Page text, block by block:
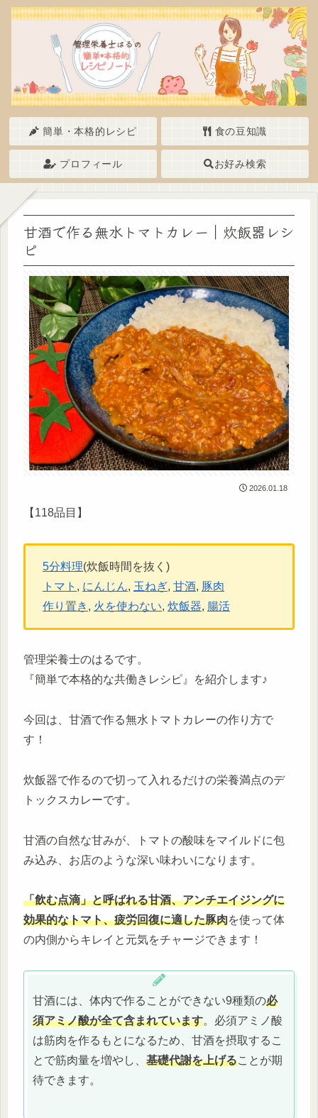
簡単・本格的レシピ 食の豆知識
プロフィール お好み検索
甘酒で作る無水トマトカレー｜炊飯器レシ
ピ
2026.01.18
【118品目】
5分料理(炊飯時間を抜く)
トマト , にんじん, 玉ねぎ, 甘酒, 豚肉
作り置き , 火を使わない, 炊飯器, 腸活
管理栄養士のはるです。
『簡単で本格的な共働きレシピ』を紹介します♪
今回は、甘酒で作る無水トマトカレーの作り方で
す！
炊飯器で作るので切って入れるだけの栄養満点のデ
トックスカレーです。
甘酒の自然な甘みが、トマトの酸味をマイルドに包
み込み、お店のような深い味わいになります。
「飲む点滴」と呼ばれる甘酒、アンチエイジングに
効果的なトマト、疲労回復に適した豚肉を使って体
の内側からキレイと元気をチャージできます！
甘酒には、体内で作ることができない9種類の必
須アミノ酸が全て含まれています。必須アミノ酸
は筋肉を作るもとになるため、甘酒を摂取するこ
とで筋肉量を増やし、 基礎代謝を上げることが期
待できます。